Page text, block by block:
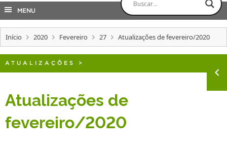
COBALTO
CONCURSOS
EDITAIS
INTERNACIONAL
OUVIDORIA
TELEFONES
MENU
Início 2020 Fevereiro 27 Atualizações de fevereiro/2020
ATUALIZAÇÕES >
Atualizações de
fevereiro/2020